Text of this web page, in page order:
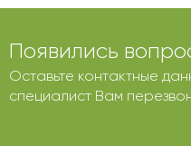
Появились
Оставьте контактные
специалист Вам